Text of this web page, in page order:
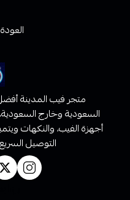
متجر فيب المدينة
السعودية وخارج
أجهزة الفيب، والنكهات
التوصيل